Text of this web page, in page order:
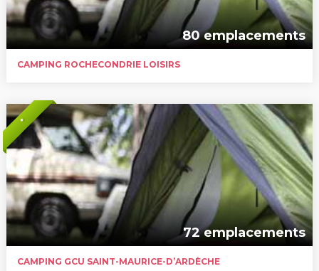
80 emplacements
CAMPING ROCHECONDRIE LOISIRS
*
72 emplacements
CAMPING GCU SAINT-MAURICE-D’ARDÈCHE